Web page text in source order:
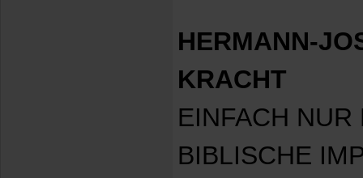
HERMANN-
KRACHT
EINFACH
BIBLISCHE